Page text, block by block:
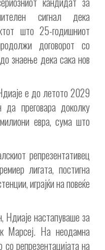
сигнал дека
што 25-годишниот
договорот со
знаење дека сака нов
e до летото 2029
да преговара доколку
евра, сума што
репрезентативец
лигата, постигна
играјќи на повеќе
Ндиаје настапуваше за
Марсеј. На неодамна
репрезентацијата на